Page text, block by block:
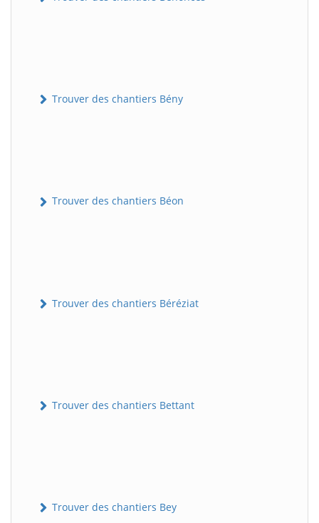
Trouver des chantiers Bény
Trouver des chantiers Béon
Trouver des chantiers Béréziat
Trouver des chantiers Bettant
Trouver des chantiers Bey